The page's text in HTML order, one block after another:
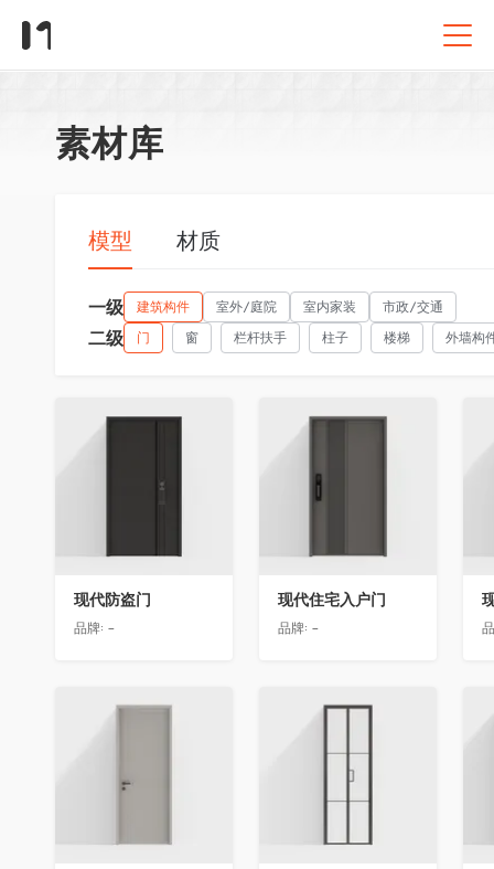
素材库
模型 材质
一级 建筑构件 室外/庭院 室内家装 市政/交通
二级 门 窗 栏杆扶手 柱子 楼梯 外墙构
收藏
现代防盗门
品牌: -
收藏
现代住宅入户门
品牌: -
收藏 收藏